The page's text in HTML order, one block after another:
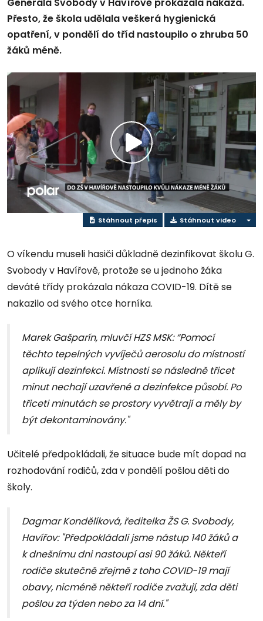
Generála Svobody v Havířově prokázala nákaza.
Přesto, že škola udělala veškerá hygienická
opatření, v pondělí do tříd nastoupilo o zhruba 50
žáků méně.
Přehrát
video
Stáhnout přepis Stáhnout video
O víkendu museli hasiči důkladně dezinfikovat školu G.
Svobody v Havířově, protože se u jednoho žáka
deváté třídy prokázala nákaza COVID-19. Dítě se
nakazilo od svého otce horníka.
Marek Gašparín, mluvčí HZS MSK: “Pomocí
těchto tepelných vyvíječů aerosolu do místností
aplikují dezinfekci. Místnosti se následně třicet
minut nechají uzavřené a dezinfekce působí. Po
třiceti minutách se prostory vyvětrají a měly by
být dekontaminovány."
Učitelé předpokládali, že situace bude mít dopad na
rozhodování rodičů, zda v pondělí pošlou děti do
školy.
Dagmar Kondělíková, ředitelka ŽS G. Svobody,
Havířov: "Předpokládali jsme nástup 140 žáků a
k dnešnímu dni nastoupí asi 90 žáků. Někteří
rodiče skutečně zřejmě z toho COVID-19 mají
obavy, nicméně někteří rodiče zvažují, zda děti
pošlou za týden nebo za 14 dní."